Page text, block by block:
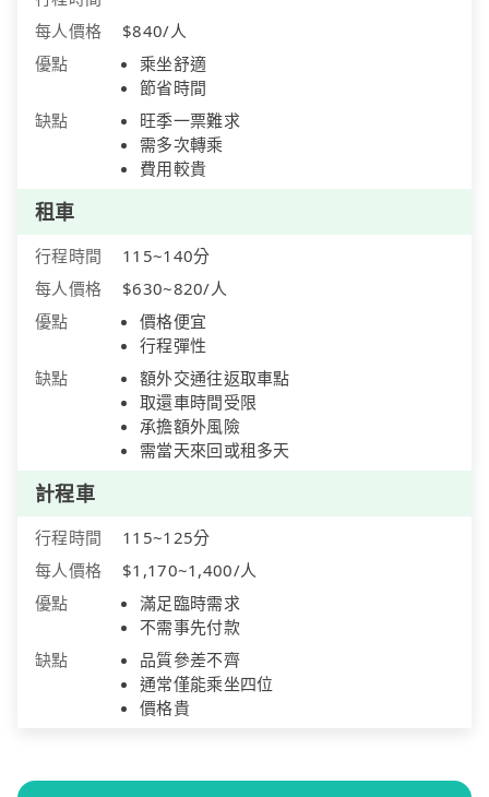
每人價格
$840/人
優點
乘坐舒適
節省時間
缺點
旺季一票難求
需多次轉乘
費用較貴
租車
行程時間
115~140分
每人價格
$630~820/人
優點
價格便宜
行程彈性
缺點
額外交通往返取車點
取還車時間受限
承擔額外風險
需當天來回或租多天
計程車
行程時間
115~125分
每人價格
$1,170~1,400/人
優點
滿足臨時需求
不需事先付款
缺點
品質參差不齊
通常僅能乘坐四位
價格貴